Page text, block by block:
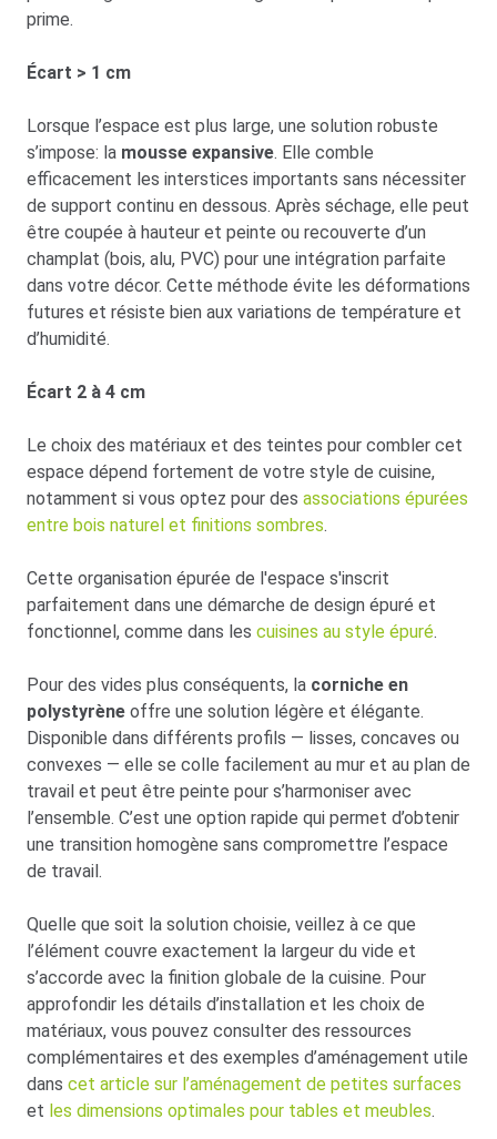
prime.
Écart > 1 cm
Lorsque l’espace est plus large, une solution robuste
s’impose: la mousse expansive. Elle comble
efficacement les interstices importants sans nécessiter
de support continu en dessous. Après séchage, elle peut
être coupée à hauteur et peinte ou recouverte d’un
champlat (bois, alu, PVC) pour une intégration parfaite
dans votre décor. Cette méthode évite les déformations
futures et résiste bien aux variations de température et
d’humidité.
Écart 2 à 4 cm
Le choix des matériaux et des teintes pour combler cet
espace dépend fortement de votre style de cuisine,
notamment si vous optez pour des associations épurées
entre bois naturel et finitions sombres.
Cette organisation épurée de l'espace s'inscrit
parfaitement dans une démarche de design épuré et
fonctionnel, comme dans les cuisines au style épuré.
Pour des vides plus conséquents, la corniche en
polystyrène offre une solution légère et élégante.
Disponible dans différents profils — lisses, concaves ou
convexes — elle se colle facilement au mur et au plan de
travail et peut être peinte pour s’harmoniser avec
l’ensemble. C’est une option rapide qui permet d’obtenir
une transition homogène sans compromettre l’espace
de travail.
Quelle que soit la solution choisie, veillez à ce que
l’élément couvre exactement la largeur du vide et
s’accorde avec la finition globale de la cuisine. Pour
approfondir les détails d’installation et les choix de
matériaux, vous pouvez consulter des ressources
complémentaires et des exemples d’aménagement utile
dans cet article sur l’aménagement de petites surfaces
et les dimensions optimales pour tables et meubles.